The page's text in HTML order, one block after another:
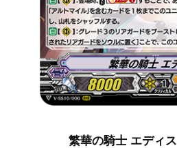
繁華の騎士 エディス